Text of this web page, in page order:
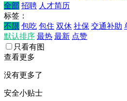
全部 招聘 人才简历
标签：
不限 包吃 包住 双休 社保 交通补助
默认排序 最热 最新 点赞
只看有图
查看更多
没有更多了
安全小贴士